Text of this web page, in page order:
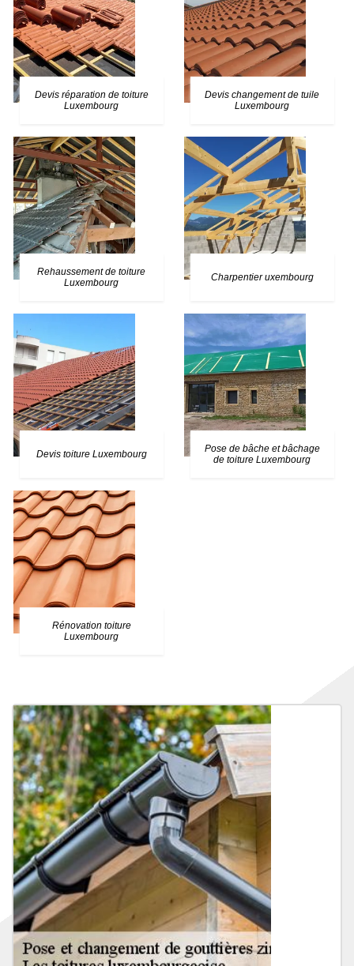
Devis réparation de toiture
Luxembourg
Devis changement de tuile
Luxembourg
Rehaussement de toiture
Luxembourg
Charpentier uxembourg
Devis toiture Luxembourg
Pose de bâche et bâchage
de toiture Luxembourg
Rénovation toiture
Luxembourg